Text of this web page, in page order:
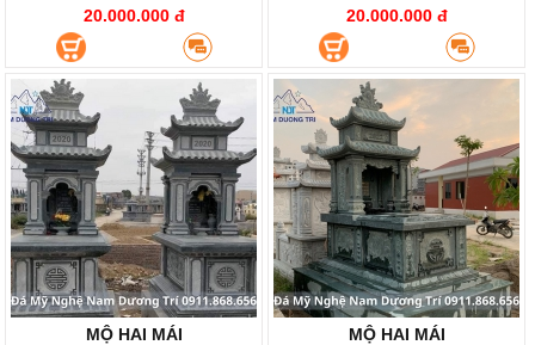
20.000.000 đ
20.000.000 đ
MỘ HAI MÁI
MỘ HAI MÁI